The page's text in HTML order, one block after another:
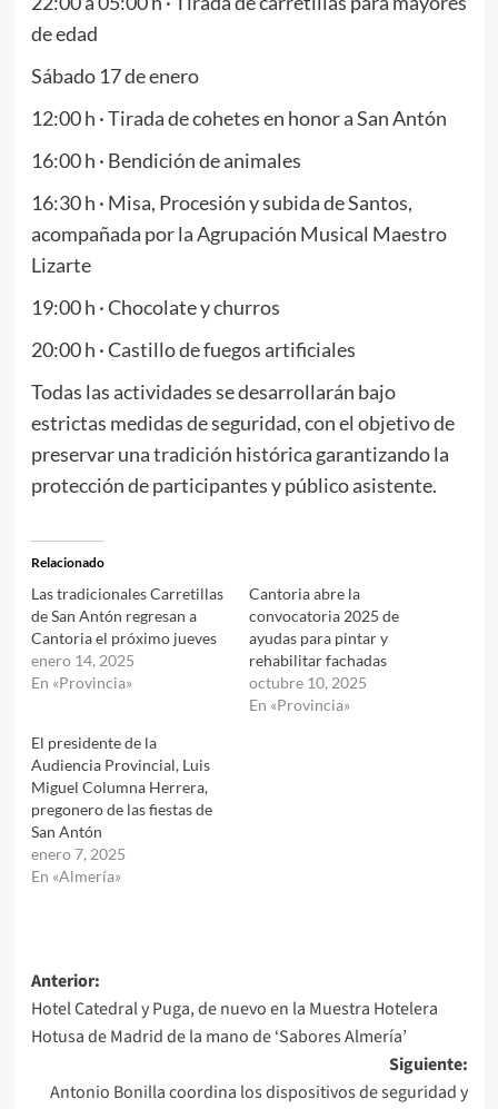
de edad
Sábado 17 de enero
12:00 h · Tirada de cohetes en honor a San Antón
16:00 h · Bendición de animales
16:30 h · Misa, Procesión y subida de Santos,
acompañada por la Agrupación Musical Maestro
Lizarte
19:00 h · Chocolate y churros
20:00 h · Castillo de fuegos artificiales
Todas las actividades se desarrollarán bajo
estrictas medidas de seguridad, con el objetivo de
preservar una tradición histórica garantizando la
protección de participantes y público asistente.
Relacionado
Las tradicionales Carretillas
de San Antón regresan a
Cantoria el próximo jueves
enero 14, 2025
En «Provincia»
Cantoria abre la
convocatoria 2025 de
ayudas para pintar y
rehabilitar fachadas
octubre 10, 2025
En «Provincia»
El presidente de la
Audiencia Provincial, Luis
Miguel Columna Herrera,
pregonero de las fiestas de
San Antón
enero 7, 2025
En «Almería»
Navegación
de
entradas
Anterior:
Hotel Catedral y Puga, de nuevo en la Muestra Hotelera
Hotusa de Madrid de la mano de ‘Sabores Almería’
Siguiente:
Antonio Bonilla coordina los dispositivos de seguridad y